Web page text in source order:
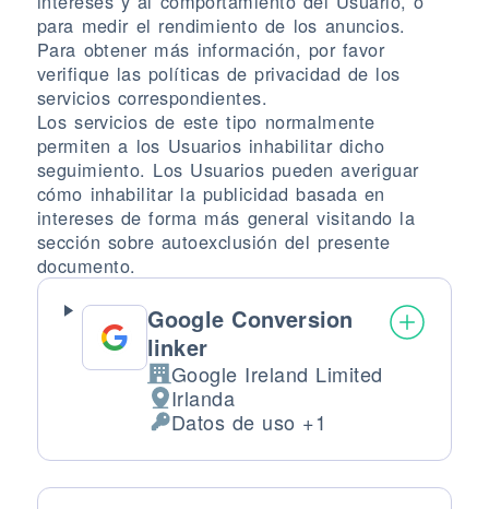
para medir el rendimiento de los anuncios.
Para obtener más información, por favor
verifique las políticas de privacidad de los
servicios correspondientes.
Los servicios de este tipo normalmente
permiten a los Usuarios inhabilitar dicho
seguimiento. Los Usuarios pueden averiguar
cómo inhabilitar la publicidad basada en
intereses de forma más general visitando la
sección sobre autoexclusión del presente
documento.
Google Conversion
linker
Empresa:
Google Ireland Limited
Lugar de tratamiento:
Irlanda
Datos Personales tratados:
Datos de uso +1